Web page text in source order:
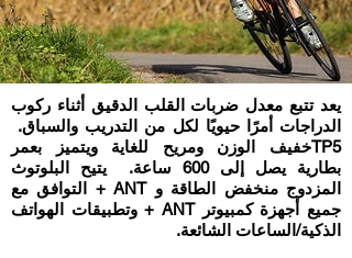
يعد تتبع معدل ضربات القلب الدقيق أثناء ركوب
الدراجات أمرًا حيويًا لكل من التدريب والسباق.
TP5خفيف الوزن ومريح للغاية ويتميز بعمر
بطارية يصل إلى 600 ساعة. يتيح البلوتوث
المزدوج منخفض الطاقة و ANT + التوافق مع
جميع أجهزة كمبيوتر ANT + وتطبيقات الهواتف
الذكية/الساعات الشائعة.